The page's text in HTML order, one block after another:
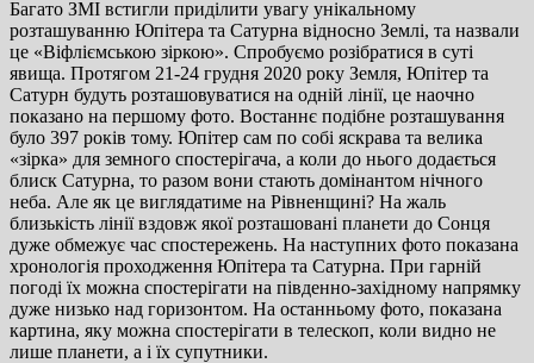
Багато ЗМІ встигли приділити увагу унікальному
розташуванню Юпітера та Сатурна відносно Землі, та назвали
це «Віфліємською зіркою». Спробуємо розібратися в суті
явища. Протягом 21-24 грудня 2020 року Земля, Юпітер та
Сатурн будуть розташовуватися на одній лінії, це наочно
показано на першому фото. Востаннє подібне розташування
було 397 років тому. Юпітер сам по собі яскрава та велика
«зірка» для земного спостерігача, а коли до нього додається
блиск Сатурна, то разом вони стають домінантом нічного
неба. Але як це виглядатиме на Рівненщині? На жаль
близькість лінії вздовж якої розташовані планети до Сонця
дуже обмежує час спостережень. На наступних фото показана
хронологія проходження Юпітера та Сатурна. При гарній
погоді їх можна спостерігати на південно-західному напрямку
дуже низько над горизонтом. На останньому фото, показана
картина, яку можна спостерігати в телескоп, коли видно не
лише планети, а і їх супутники.